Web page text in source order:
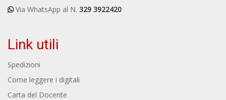
Via WhatsApp al N. 329 3922420
Link utili
Spedizioni
Come leggere i digitali
Carta del Docente